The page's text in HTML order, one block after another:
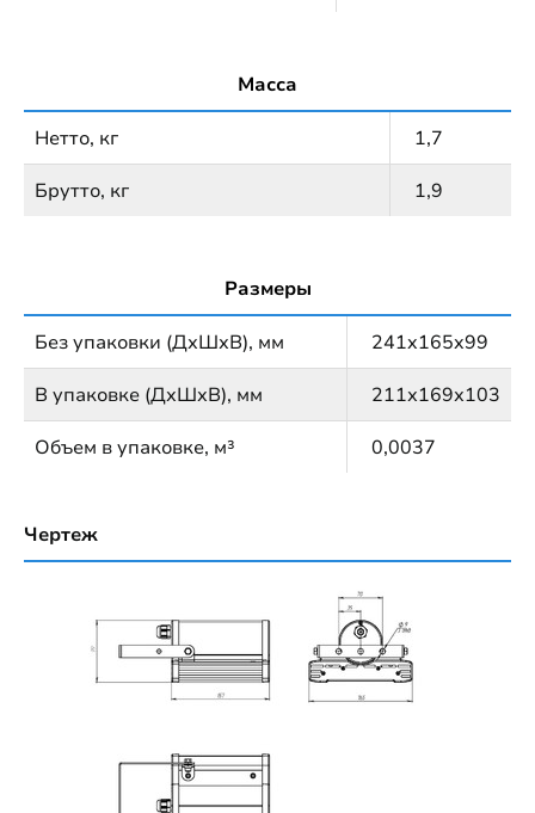
Масса
Нетто, кг
1,7
Брутто, кг
1,9
Размеры
Без упаковки (ДхШхВ), мм
241x165x99
В упаковке (ДхШхВ), мм
211х169х103
Объем в упаковке, м³
0,0037
Чертеж